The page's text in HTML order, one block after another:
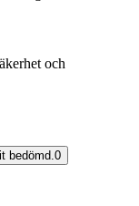
och
bedömd.0